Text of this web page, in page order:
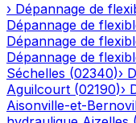
› Dépannage de
Dépannage de
Dépannage de
Dépannage de
Séchelles (02340)›
Aguilcourt (02190)›
Aisonville-et-